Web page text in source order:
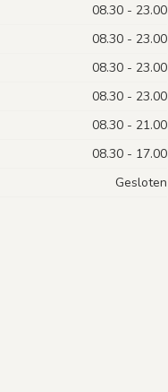
08.30 - 23.00
08.30 - 23.00
08.30 - 23.00
08.30 - 23.00
08.30 - 21.00
08.30 - 17.00
Gesloten